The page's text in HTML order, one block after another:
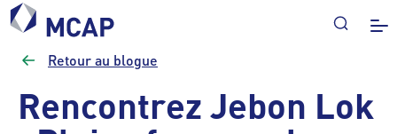
Retour au blogue
Rencontrez Jebon Lok